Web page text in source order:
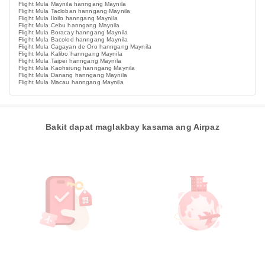
Flight Mula Maynila hanngang Maynila
Flight Mula Tacloban hanngang Maynila
Flight Mula Iloilo hanngang Maynila
Flight Mula Cebu hanngang Maynila
Flight Mula Boracay hanngang Maynila
Flight Mula Bacolod hanngang Maynila
Flight Mula Cagayan de Oro hanngang Maynila
Flight Mula Kalibo hanngang Maynila
Flight Mula Taipei hanngang Maynila
Flight Mula Kaohsiung hanngang Maynila
Flight Mula Danang hanngang Maynila
Flight Mula Macau hanngang Maynila
Bakit dapat maglakbay kasama ang Airpaz